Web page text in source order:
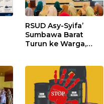
RSUD Asy-Syifa’
Sumbawa Barat
Turun ke Warga,
Transparan